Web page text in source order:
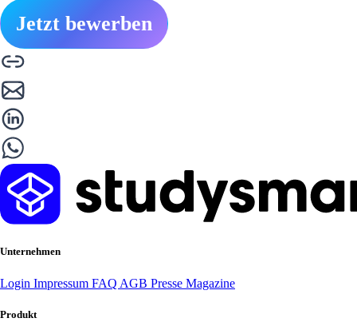
Jetzt bewerben
Unternehmen
Login Impressum FAQ AGB Presse Magazine
Produkt